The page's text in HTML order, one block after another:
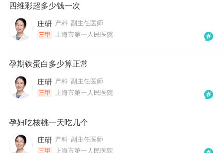
四维彩超多少钱一次
庄研 产科 副主任医师
三甲 上海市第一人民医院
孕期铁蛋白多少算正常
庄研 产科 副主任医师
三甲 上海市第一人民医院
孕妇吃核桃一天吃几个
庄研 产科 副主任医师
三甲 上海市第一人民医院